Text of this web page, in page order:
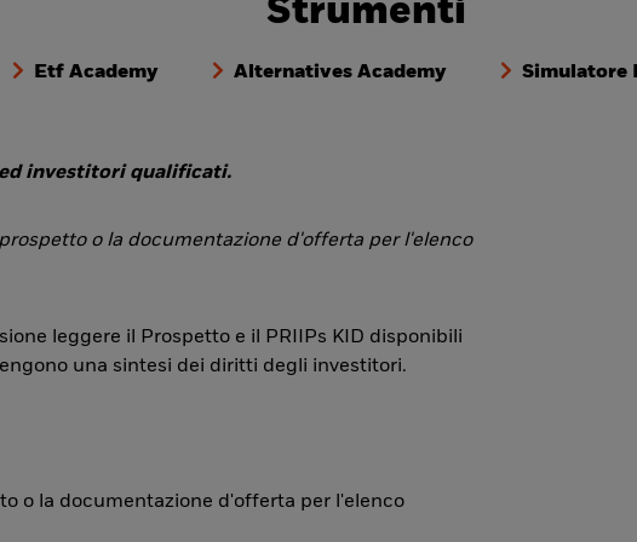
Strumenti
Etf Academy Alternatives Academy Simulatore
investitori qualificati.
o la documentazione d'offerta per l'elenco
leggere il Prospetto e il PRIIPs KID disponibili
una sintesi dei diritti degli investitori.
o la documentazione d'offerta per l'elenco